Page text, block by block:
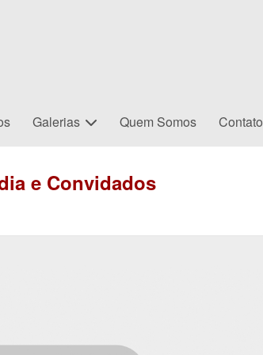
Galerias Quem Somos Contato
e Convidados